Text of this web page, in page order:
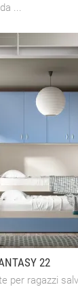
...
22
per ragazzi